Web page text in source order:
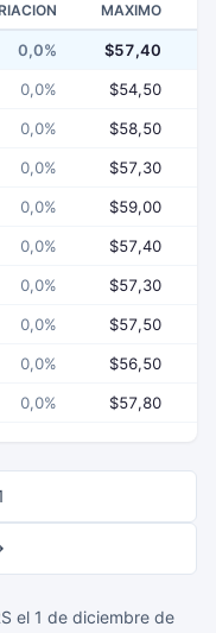
MAXIMO
0,0% $57,40
0,0% $54,50
0,0% $58,50
0,0% $57,30
0,0% $59,00
0,0% $57,40
0,0% $57,30
0,0% $57,50
0,0% $56,50
0,0% $57,80
el 1 de diciembre de